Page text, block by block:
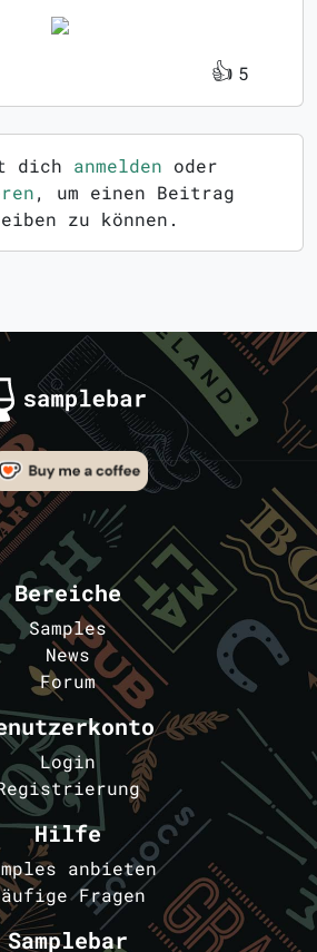
👍 5
dich anmelden oder
, um einen Beitrag
zu können.
Bereiche
Samples
News
Forum
Login
Hilfe
anbieten
Fragen
Samplebar